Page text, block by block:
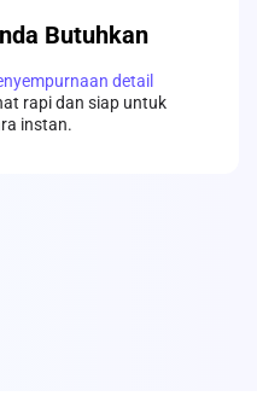
Butuhkan
detail
rapi dan siap untuk
instan.